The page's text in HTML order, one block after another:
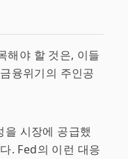
해야 할 것은, 이들
융위기의 주인공
시장에 공급했
. Fed의 이런 대응